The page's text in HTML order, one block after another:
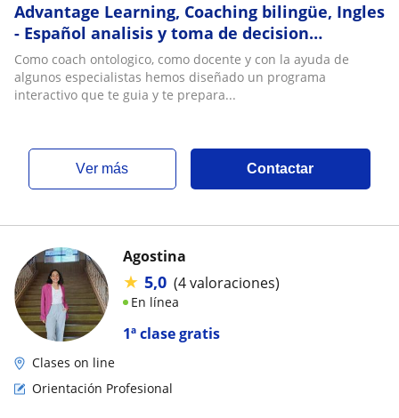
Advantage Learning, Coaching bilingüe, Ingles
- Español analisis y toma de decision
vocacional en la era de la IA
Como coach ontologico, como docente y con la ayuda de
algunos especialistas hemos diseñado un programa
interactivo que te guia y te prepara...
ver más Contactar
1ª clase gratis
Agostina
★ 5,0 (4 valoraciones)
En línea
Clases on line
Orientación Profesional